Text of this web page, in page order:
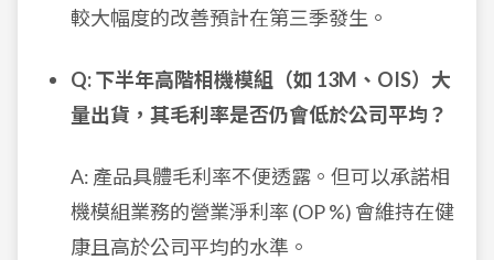
較大幅度的改善預計在第三季發生。
Q: 下半年高階相機模組（如 13M、OIS）大
量出貨，其毛利率是否仍會低於公司平均？
A: 產品具體毛利率不便透露。但可以承諾相
機模組業務的營業淨利率 (OP %) 會維持在健
康且高於公司平均的水準。